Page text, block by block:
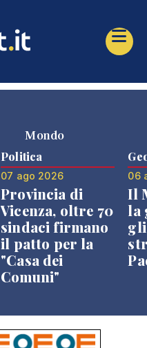
Mondo
Politica
07 ago 2026
Provincia di
Vicenza, oltre 70
sindaci firmano
il patto per la
"Casa dei
Comuni"
06
Il
la